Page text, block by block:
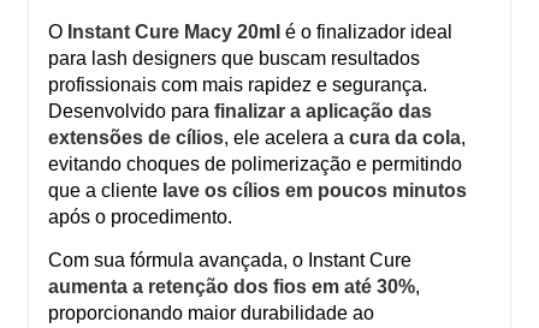
O Instant Cure Macy 20ml é o finalizador ideal
para lash designers que buscam resultados
profissionais com mais rapidez e segurança.
Desenvolvido para finalizar a aplicação das
extensões de cílios, ele acelera a cura da cola,
evitando choques de polimerização e permitindo
que a cliente lave os cílios em poucos minutos
após o procedimento.
Com sua fórmula avançada, o Instant Cure
aumenta a retenção dos fios em até 30%,
proporcionando maior durabilidade ao